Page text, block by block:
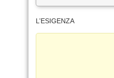
L’ESIGENZA